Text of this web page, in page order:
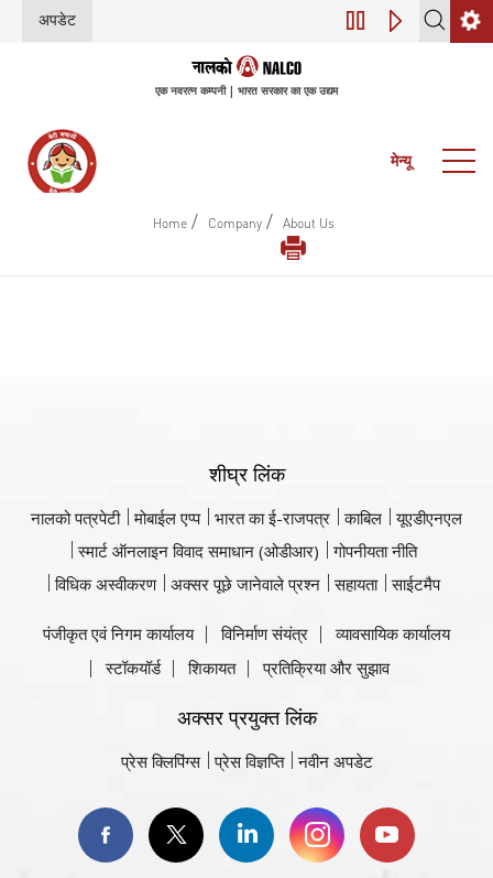
अपडेट 45वीं वार्षिक आम
एक नवरत्न कम्पनी | भारत सरकार का एक उद्यम
मेन्यू
Home / Company / About Us
शीघ्र लिंक
नालको पत्रपेटी मोबाईल एप्प भारत का ई-राजपत्र काबिल
यूएडीएनएल
स्मार्ट ऑनलाइन विवाद समाधान (ओडीआर)
गोपनीयता नीति
विधिक अस्वीकरण
अक्सर पूछे जानेवाले प्रश्न सहायता साईटमैप
पंजीकृत एवं निगम कार्यालय विनिर्माण संयंत्र
व्यावसायिक कार्यालय
स्टॉकयॉर्ड
शिकायत प्रतिक्रिया और सुझाव
अक्सर प्रयुक्त लिंक
प्रेस क्लिपिंग्स प्रेस विज्ञप्ति नवीन अपडेट